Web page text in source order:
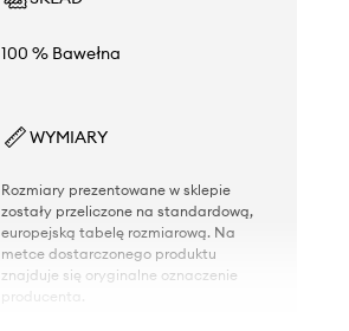
100 % Bawełna
WYMIARY
Rozmiary prezentowane w sklepie
zostały przeliczone na standardową,
europejską tabelę rozmiarową. Na
metce dostarczonego produktu
znajduje się oryginalne oznaczenie
producenta.